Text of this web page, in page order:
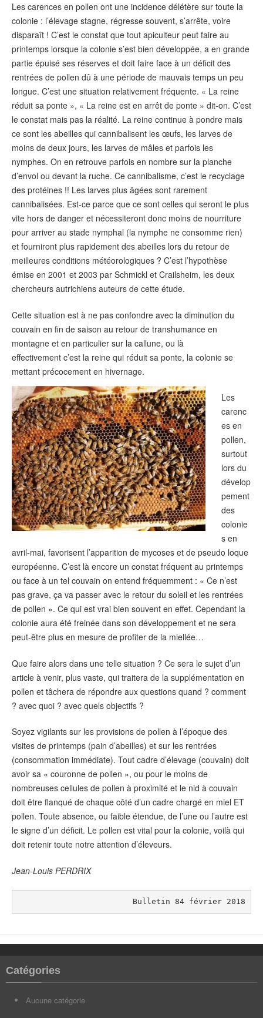
Les carences en pollen ont une incidence délétère sur toute la
colonie : l’élevage stagne, régresse souvent, s’arrête, voire
disparaît ! C’est le constat que tout apiculteur peut faire au
printemps lorsque la colonie s’est bien développée, a en grande
partie épuisé ses réserves et doit faire face à un déficit des
rentrées de pollen dû à une période de mauvais temps un peu
longue. C’est une situation relativement fréquente. « La reine
réduit sa ponte », « La reine est en arrêt de ponte » dit-on. C’est
le constat mais pas la réalité. La reine continue à pondre mais
ce sont les abeilles qui cannibalisent les œufs, les larves de
moins de deux jours, les larves de mâles et parfois les
nymphes. On en retrouve parfois en nombre sur la planche
d’envol ou devant la ruche. Ce cannibalisme, c’est le recyclage
des protéines !! Les larves plus âgées sont rarement
cannibalisées. Est-ce parce que ce sont celles qui seront le plus
vite hors de danger et nécessiteront donc moins de nourriture
pour arriver au stade nymphal (la nymphe ne consomme rien)
et fourniront plus rapidement des abeilles lors du retour de
meilleures conditions météorologiques ? C’est l’hypothèse
émise en 2001 et 2003 par Schmickl et Crailsheim, les deux
chercheurs autrichiens auteurs de cette étude.
Cette situation est à ne pas confondre avec la diminution du
couvain en fin de saison au retour de transhumance en
montagne et en particulier sur la callune, ou là
effectivement c’est la reine qui réduit sa ponte, la colonie se
mettant précocement en hivernage.
Les
carenc
es en
pollen,
surtout
lors du
dévelop
pement
des
colonie
s en
avril-mai, favorisent l’apparition de mycoses et de pseudo loque
européenne. C’est là encore un constat fréquent au printemps
ou face à un tel couvain on entend fréquemment : « Ce n’est
pas grave, ça va passer avec le retour du soleil et les rentrées
de pollen ». Ce qui est vrai bien souvent en effet. Cependant la
colonie aura été freinée dans son développement et ne sera
peut-être plus en mesure de profiter de la miellée…
Que faire alors dans une telle situation ? Ce sera le sujet d’un
article à venir, plus vaste, qui traitera de la supplémentation en
pollen et tâchera de répondre aux questions quand ? comment
? avec quoi ? avec quels objectifs ?
Soyez vigilants sur les provisions de pollen à l’époque des
visites de printemps (pain d’abeilles) et sur les rentrées
(consommation immédiate). Tout cadre d’élevage (couvain) doit
avoir sa « couronne de pollen », ou pour le moins de
nombreuses cellules de pollen à proximité et le nid à couvain
doit être flanqué de chaque côté d’un cadre chargé en miel ET
pollen. Toute absence, ou faible étendue, de l’une ou l’autre est
le signe d’un déficit. Le pollen est vital pour la colonie, voilà qui
doit retenir toute notre attention d’éleveurs.
Jean-Louis PERDRIX
Bulletin 84 février 2018
Catégories
Aucune catégorie